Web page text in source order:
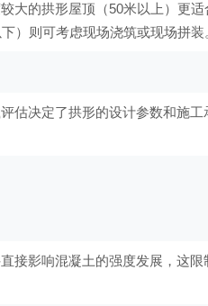
大的拱形屋顶（50米以上）更
）则可考虑现场浇筑或现场拼装
估决定了拱形的设计参数和施
接影响混凝土的强度发展，这